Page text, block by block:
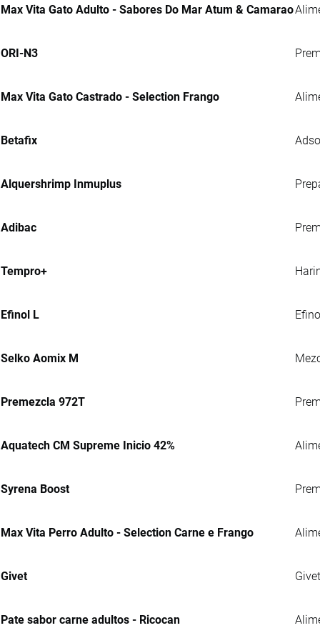
Max Vita Gato Adulto - Sabores Do Mar Atum & Camarao
ORI-N3
Max Vita Gato Castrado - Selection Frango
Betafix
Alquershrimp Inmuplus
Adibac
Tempro+
Efinol L
Selko Aomix M
Premezcla 972T
Aquatech CM Supreme Inicio 42%
Syrena Boost
Max Vita Perro Adulto - Selection Carne e Frango
Givet
Pate sabor carne adultos - Ricocan